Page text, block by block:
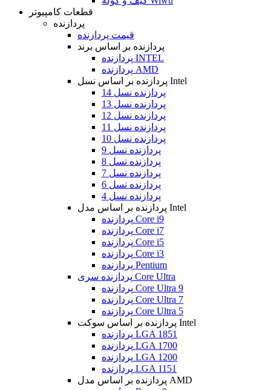
قطعات کامپیوتر
پردازنده
قیمت پردازنده
پردازنده بر اساس برند
پردازنده INTEL
پردازنده AMD
پردازنده بر اساس نسل Intel
پردازنده نسل 14
پردازنده نسل 13
پردازنده نسل 12
پردازنده نسل 11
پردازنده نسل 10
پردازنده نسل 9
پردازنده نسل 8
پردازنده نسل 7
پردازنده نسل 6
پردازنده نسل 4
پردازنده بر اساس مدل Intel
پردازنده Core i9
پردازنده Core i7
پردازنده Core i5
پردازنده Core i3
پردازنده Pentium
پردازنده سری Core Ultra
پردازنده Core Ultra 9
پردازنده Core Ultra 7
پردازنده Core Ultra 5
پردازنده بر اساس سوکت Intel
پردازنده LGA 1851
پردازنده LGA 1700
پردازنده LGA 1200
پردازنده LGA 1151
پردازنده بر اساس مدل AMD